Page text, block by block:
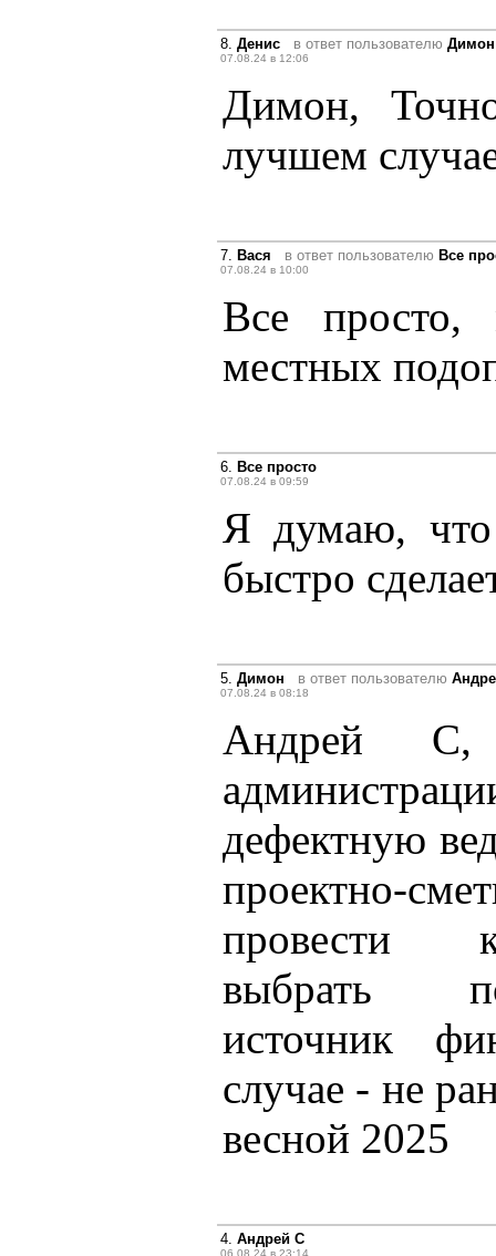
8. Денис в ответ пользователю Димон
07.08.24 в 12:06
Димон,
лучшем
7. Вася в ответ пользователю Все
07.08.24 в 10:00
Все
местных
6. Все просто
07.08.24 в 09:59
Я думаю,
быстро
5. Димон в ответ пользователю
07.08.24 в 08:18
Андрей С,
дефектную
проектно-
провести
выбрать
источник
случае - не
весной 2025
4. Андрей С
06.08.24 в 23:14